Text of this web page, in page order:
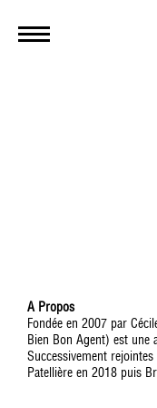
A Propos
Fondée en 2007 par
Bien Bon Agent) est une
Successivement
Patellière en 2018 puis
aujourd'hui 13 agents